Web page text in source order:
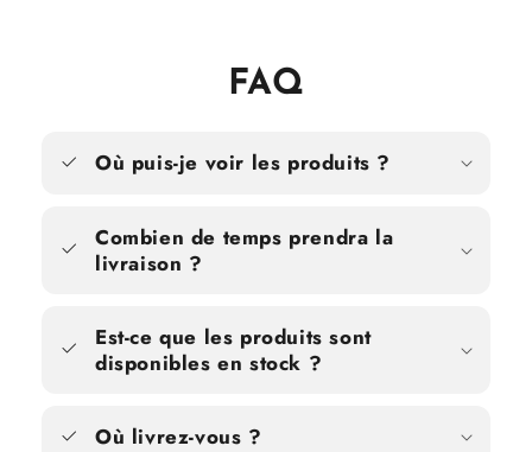
FAQ
Où puis-je voir les produits ?
Combien de temps prendra la
livraison ?
Est-ce que les produits sont
disponibles en stock ?
Où livrez-vous ?